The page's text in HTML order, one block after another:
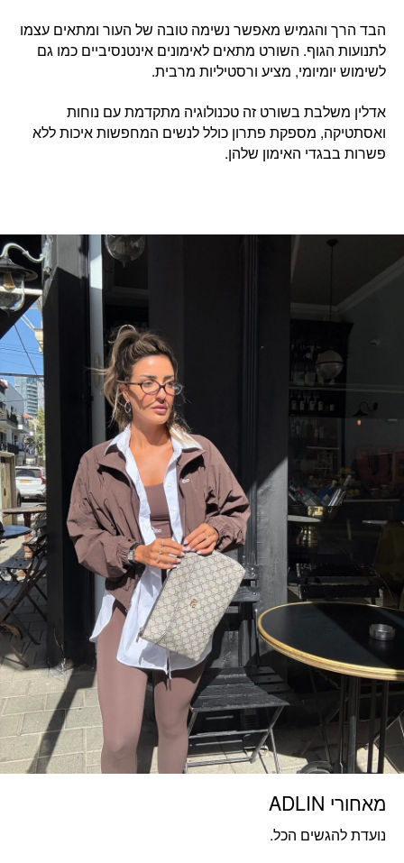
הבד הרך והגמיש מאפשר נשימה טובה של העור ומתאים עצמו
לתנועות הגוף. השורט מתאים לאימונים אינטנסיביים כמו גם
לשימוש יומיומי, מציע ורסטיליות מרבית.
אדלין משלבת בשורט זה טכנולוגיה מתקדמת עם נוחות
ואסתטיקה, מספקת פתרון כולללנשים המחפשות איכות ללא
פשרות בבגדי האימון שלהן.
מאחורי ADLIN
נועדת להגשים הכל.